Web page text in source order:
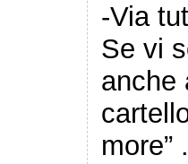
-Via
Se vi
anche
more”